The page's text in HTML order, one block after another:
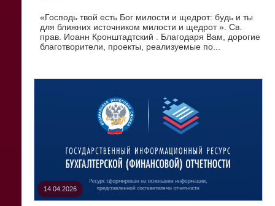
«Господь твой есть Бог милости и щедрот: будь и ты
для ближних источником милости и щедрот ». Св.
прав. Иоанн Кронштадтский . Благодаря Вам, дорогие
благотворители, проекты, реализуемые по...
14.04.2026